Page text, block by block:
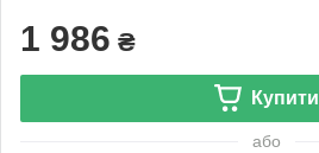
1 986 ₴
Купити
або